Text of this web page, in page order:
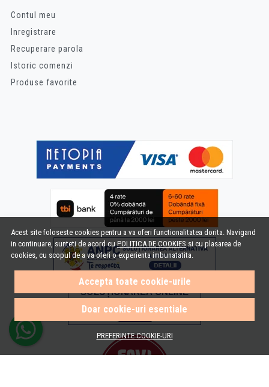
Acest site foloseste cookies pentru a va oferi functionalitatea dorita. Navigand
in continuare, sunteti de acord cuPOLITICA DE COOKIES si cu plasarea de
cookies, cu scopul de a va oferi o experienta imbunatatita.
Accepta toate cookie-urile
Doar cookie-uri esentiale
PREFERINTE COOKIE-URI
Contul meu
Inregistrare
Recuperare parola
Istoric comenzi
Produse favorite